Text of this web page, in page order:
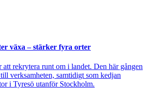
växa – stärker fyra orter
rekrytera runt om i landet. Den här gången
verksamheten, samtidigt som kedjan
i Tyresö utanför Stockholm.